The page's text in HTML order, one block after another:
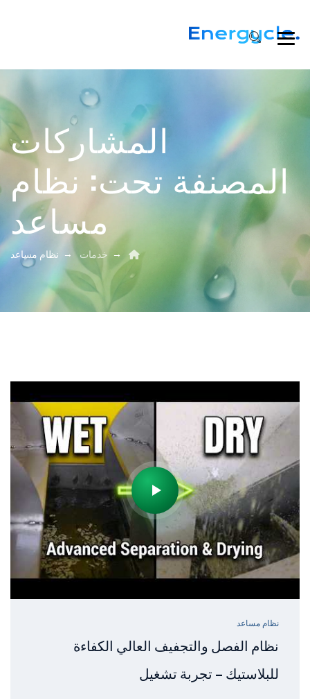
المشاركات
المصنفة تحت: نظام
مساعد
→ خدمات → نظام مساعد
نظام مساعد
نظام الفصل والتجفيف العالي الكفاءة
للبلاستيك – تجربة تشغيل